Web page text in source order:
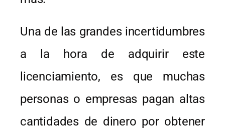
Una de las grandes incertidumbres
a la hora de adquirir este
licenciamiento, es que muchas
personas o empresas pagan altas
cantidades de dinero por obtener